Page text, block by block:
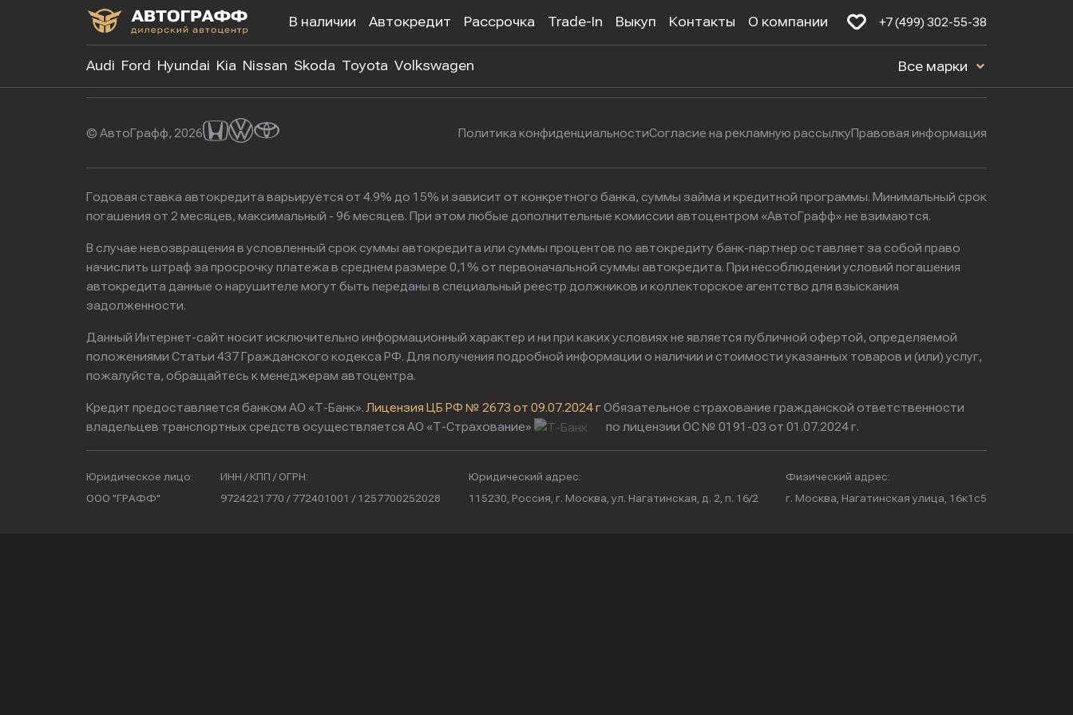
В наличии Автокредит Рассрочка Trade-In Выкуп Контакты О компании +7 (499) 302-55-38
Audi Ford Hyundai Kia Nissan Skoda Toyota Volkswagen Все марки
+7 (499) 302-55-38
Выходные: с 9:00 до 22:00
© АвтоГрафф, 2026 Политика конфиденциальностиСогласие на рекламную рассылкуПравовая информация
Годовая ставка автокредита варьируется от 4.9% до 15% и зависит от конкретного банка, суммы займа и кредитной программы. Минимальный срок
погашения от 2 месяцев, максимальный - 96 месяцев. При этом любые дополнительные комиссии автоцентром «АвтоГрафф» не взимаются.
В случае невозвращения в условленный срок суммы автокредита или суммы процентов по автокредиту банк-партнер оставляет за собой право
начислить штраф за просрочку платежа в среднем размере 0,1% от первоначальной суммы автокредита. При несоблюдении условий погашения
автокредита данные о нарушителе могут быть переданы в специальный реестр должников и коллекторское агентство для взыскания
задолженности.
Данный Интернет-сайт носит исключительно информационный характер и ни при каких условиях не является публичной офертой, определяемой
положениями Статьи 437 Гражданского кодекса РФ. Для получения подробной информации о наличии и стоимости указанных товаров и (или) услуг,
пожалуйста, обращайтесь к менеджерам автоцентра.
Кредит предоставляется банком АО «Т-Банк». Лицензия ЦБ РФ № 2673 от 09.07.2024 гОбязательное страхование гражданской ответственности
владельцев транспортных средств осуществляется АО «Т-Страхование»
по лицензии ОС № 0191-03 от 01.07.2024 г.
Юридическое лицо:
ООО "ГРАФФ"
ИНН / КПП / ОГРН:
9724221770 / 772401001 / 1257700252028
Юридический адрес:
115230, Россия, г. Москва, ул. Нагатинская, д. 2, п. 16/2
Физический адрес:
г. Москва, Нагатинская улица, 16к1с5